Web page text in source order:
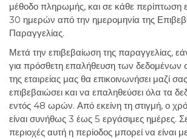
μέθοδο πληρωμής, και σε κάθε περίπτωση
30 ημερών από την ημερομηνία της
Παραγγελίας.
Μετά την επιβεβαίωση της παραγγελίας,
για πρόσθετη επαλήθευση των
της εταιρείας μας θα επικοινωνήσει μαζί
επιβεβαιώσει και να επαληθεύσει όλα τα
εντός 48 ωρών. Από εκείνη τη στιγμή, ο
είναι συνήθως 3 έως 5 εργάσιμες ημέρες.
περιοχές αυτή η περίοδος μπορεί να είναι